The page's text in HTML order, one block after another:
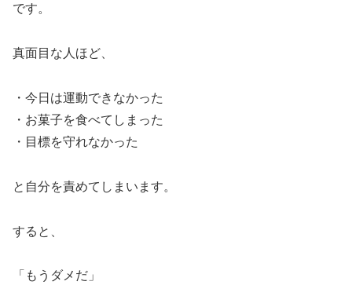
です。
真面目な人ほど、
・今日は運動できなかった
・お菓子を食べてしまった
・目標を守れなかった
と自分を責めてしまいます。
すると、
「もうダメだ」